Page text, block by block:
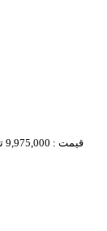
قیمت : 9,975,000 تومان